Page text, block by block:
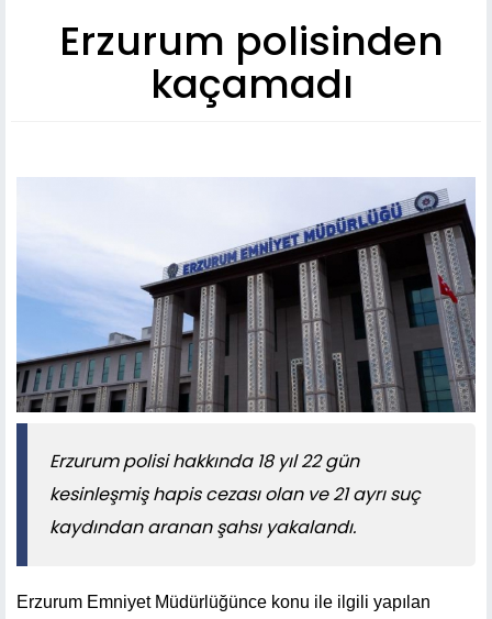
Erzurum polisinden
kaçamadı
Erzurum polisi hakkında 18 yıl 22 gün
kesinleşmiş hapis cezası olan ve 21 ayrı suç
kaydından aranan şahsı yakalandı.
Erzurum Emniyet Müdürlüğünce konu ile ilgili yapılan